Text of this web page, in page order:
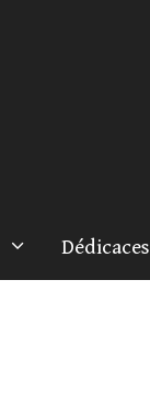
Dédicaces